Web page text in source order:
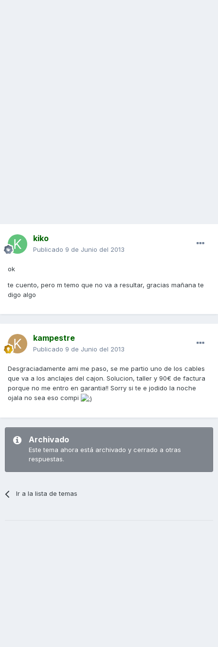
kiko
Publicado 9 de Junio del 2013
ok
te cuento, pero m temo que no va a resultar, gracias mañana te
digo algo
kampestre
Publicado 9 de Junio del 2013
Desgraciadamente ami me paso, se me partio uno de los cables
que va a los anclajes del cajon. Solucion, taller y 90€ de factura
porque no me entro en garantia!! Sorry si te e jodido la noche
ojala no sea eso compi
Archivado
Este tema ahora está archivado y cerrado a otras
respuestas.
Ir a la lista de temas